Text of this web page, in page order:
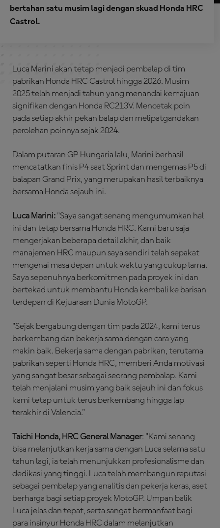
bertahan satu musim lagi dengan skuad Honda HRC
Castrol.
Luca Marini akan tetap menjadi pembalap di tim
pabrikan Honda HRC Castrol hingga 2026. Musim
2025 telah menjadi tahun yang menandai kemajuan
signifikan dengan Honda RC213V. Mencetak poin
pada setiap akhir pekan balap dan melipatgandakan
perolehan poinnya sejak 2024.
Dalam putaran GP Hungaria lalu, Marini berhasil
mencatatkan finis P4 saat Sprint dan mengemas P5 di
balapan Grand Prix, yang merupakan hasil terbaiknya
bersama Honda sejauh ini.
Luca Marini: "Saya sangat senang mengumumkan hal
ini dan tetap bersama Honda HRC. Kami baru saja
mengerjakan beberapa detail akhir, dan baik
manajemen HRC maupun saya sendiri telah sepakat
mengenai masa depan untuk waktu yang cukup lama.
Saya sepenuhnya berkomitmen pada proyek ini dan
bertekad untuk membantu Honda kembali ke barisan
terdepan di Kejuaraan Dunia MotoGP.
"Sejak bergabung dengan tim pada 2024, kami terus
berkembang dan bekerja sama dengan cara yang
makin baik. Bekerja sama dengan pabrikan, terutama
pabrikan seperti Honda HRC, memberi Anda motivasi
yang sangat besar sebagai seorang pembalap. Kami
telah menjalani musim yang baik sejauh ini dan fokus
kami tetap untuk terus berkembang hingga lap
terakhir di Valencia."
Taichi Honda, HRC General Manager: "Kami senang
bisa melanjutkan kerja sama dengan Luca selama satu
tahun lagi, ia telah menunjukkan profesionalisme dan
dedikasi yang tinggi. Luca telah membangun reputasi
sebagai pembalap yang analitis dan pekerja keras, aset
berharga bagi setiap proyek MotoGP. Umpan balik
Luca jelas dan tepat, serta sangat bermanfaat bagi
para insinyur Honda HRC dalam melanjutkan